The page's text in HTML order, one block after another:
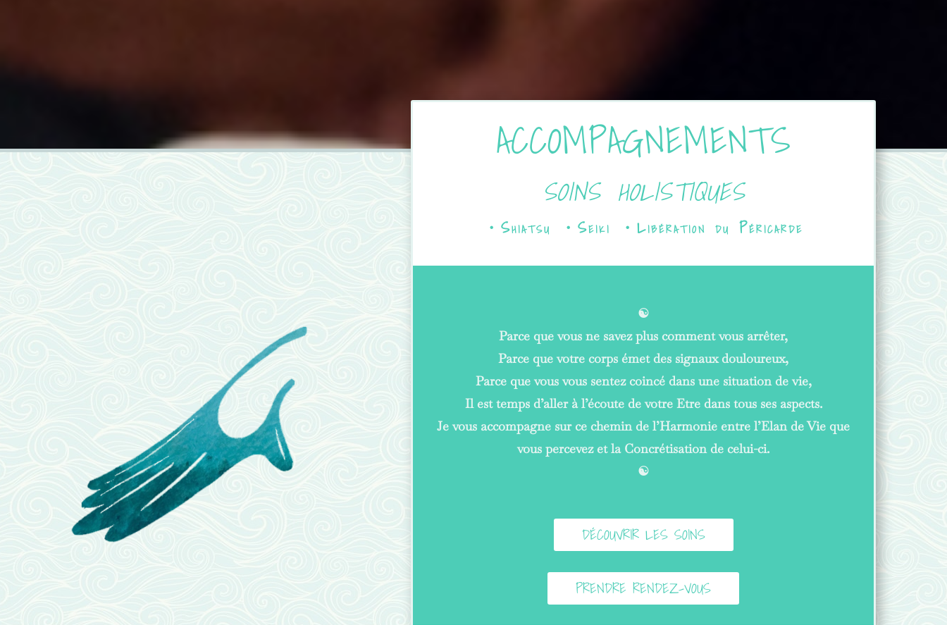
ACCOMPAGNEMENTS
soins holistiques
・Shiatsu ・Seiki ・Libération du Péricarde
☯︎
Parce que vous ne savez plus comment vous arrêter,
Parce que votre corps émet des signaux douloureux,
Parce que vous vous sentez coincé dans une situation de vie,
Il est temps d’aller à l’écoute de votre Etre dans tous ses aspects.
Je vous accompagne sur ce chemin de l’Harmonie entre l’Elan de Vie que
vous percevez et la Concrétisation de celui-ci.
☯︎
DÉCOUVRIR LES SOINS
PRENDRE RENDEZ-VOUS